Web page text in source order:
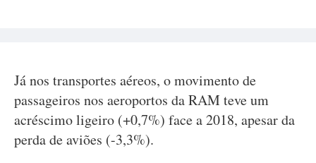
Já nos transportes aéreos, o movimento de
passageiros nos aeroportos da RAM teve um
acréscimo ligeiro (+0,7%) face a 2018, apesar da
perda de aviões (-3,3%).